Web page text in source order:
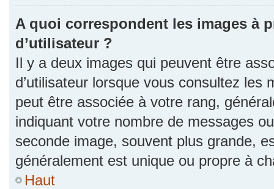
A quoi correspondent les images à
d’utilisateur ?
Il y a deux images qui peuvent être
d’utilisateur lorsque vous consultez les
peut être associée à votre rang,
indiquant votre nombre de messages
seconde image, souvent plus grande,
généralement est unique ou propre à
Haut